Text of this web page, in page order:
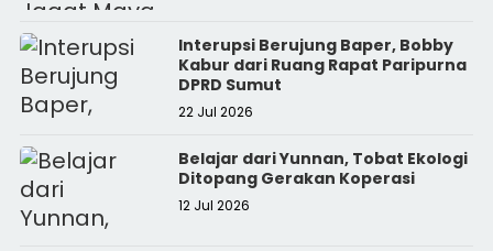
Interupsi Berujung Baper, Bobby
Kabur dari Ruang Rapat Paripurna
DPRD Sumut
22 Jul 2026
Belajar dari Yunnan, Tobat Ekologi
Ditopang Gerakan Koperasi
12 Jul 2026